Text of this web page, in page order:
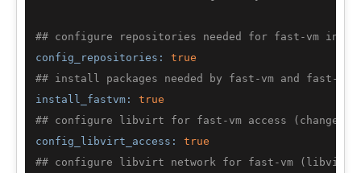
## configure repositories needed for fast-vm
config_repositories:
true
## install packages needed by fast-vm and fast-
install_fastvm:
true
## configure libvirt for fast-vm access (change
config_libvirt_access:
true
## configure libvirt network for fast-vm (libvirtd